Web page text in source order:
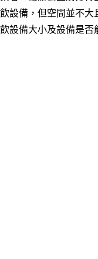
飲設備，但空間並不大
飲設備大小及設備是否